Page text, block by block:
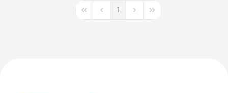
First PagePrevious Page
1
Next PageLast Page